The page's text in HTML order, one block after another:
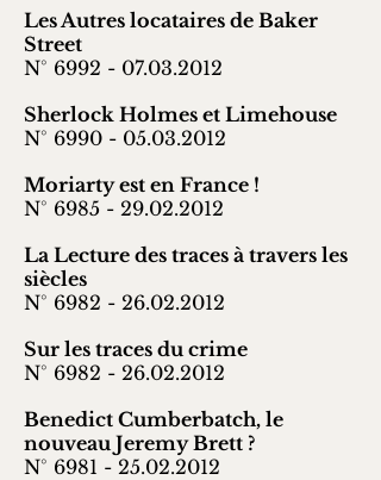
Les Autres locataires de Baker
Street
N° 6992 - 07.03.2012
Sherlock Holmes et Limehouse
N° 6990 - 05.03.2012
Moriarty est en France !
N° 6985 - 29.02.2012
La Lecture des traces à travers les
siècles
N° 6982 - 26.02.2012
Sur les traces du crime
N° 6982 - 26.02.2012
Benedict Cumberbatch, le
nouveau Jeremy Brett ?
N° 6981 - 25.02.2012